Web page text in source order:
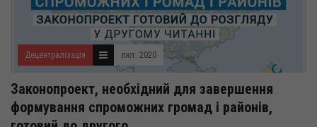
Децентралізація лют. 2020
Законопроект, необхідний для завершення
формування спроможних громад і районів,